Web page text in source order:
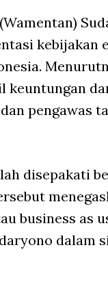
kebijakan
keuntungan
pengawas
disepakati
business as
dalam